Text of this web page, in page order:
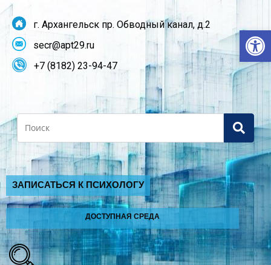
г. Архангельск пр. Обводный канал, д.2
secr@apt29.ru
+7 (8182) 23-94-47
Search
ЗАПИСАТЬСЯ К ПСИХОЛОГУ
ДОСТУПНАЯ СРЕДА